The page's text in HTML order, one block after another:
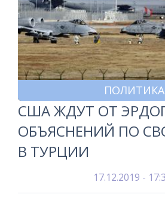
ПОЛИТИКА
США ЖДУТ ОТ
ОБЪЯСНЕНИЙ ПО
В ТУРЦИИ
17.12.2019 -